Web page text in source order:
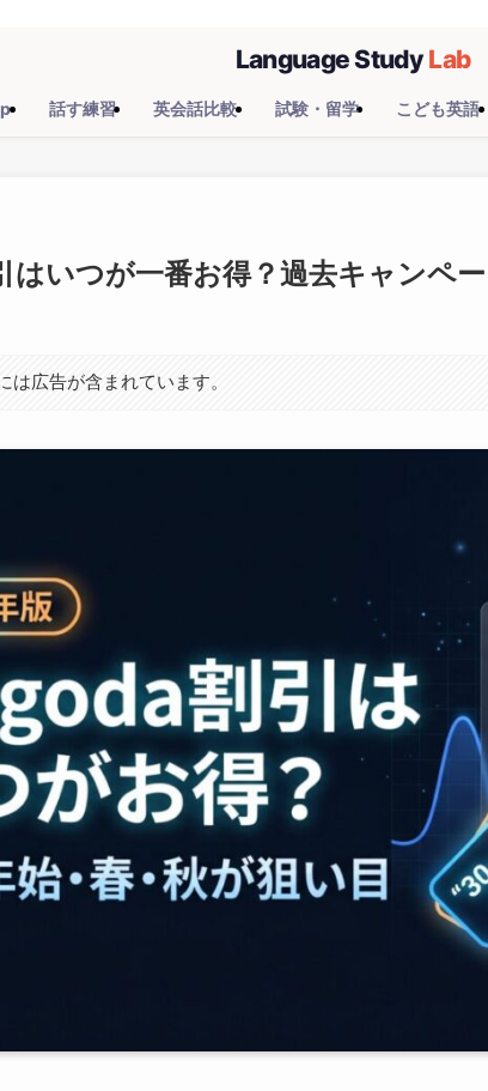
話す練習 英会話比較 試験・留学 こども英語
いつが一番お得？過去キャンペ
は広告が含まれています。